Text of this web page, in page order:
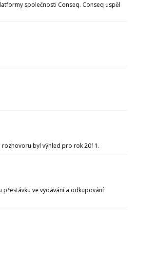
společnosti Conseq. Conseq uspěl
rozhovoru byl výhled pro rok 2011.
přestávku ve vydávání a odkupování